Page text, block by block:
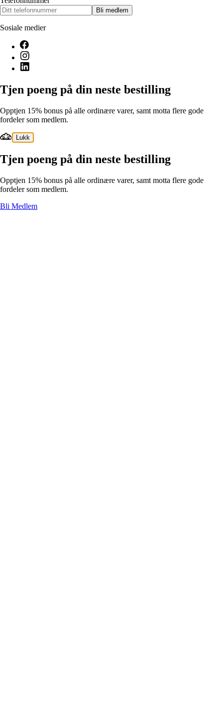
Bli medlem
Sosiale medier
Tjen poeng på din neste bestilling
Opptjen 15% bonus på alle ordinære varer, samt motta flere gode
fordeler som medlem.
Lukk
Tjen poeng på din neste bestilling
Opptjen 15% bonus på alle ordinære varer, samt motta flere gode
fordeler som medlem.
Bli Medlem